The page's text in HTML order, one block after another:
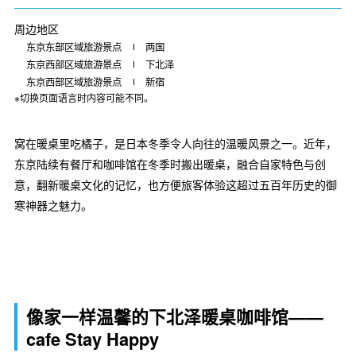
周边地区
东京东部区域旅游景点
两国
东京西部区域旅游景点
下北泽
东京西部区域旅游景点
新宿
※切换页面语言时内容可能不同。
窝在暖桌里吃橘子，是日本冬季令人向往的温暖风景之一。近年，
东京陆续有餐厅和咖啡馆在冬季时搬出暖桌，融合自家特色与创
意，翻新暖桌文化的记忆，也方便旅客体验这超过五百年历史的御
寒神器之魅力。
像家一样温馨的下北泽暖桌咖啡馆——
cafe Stay Happy